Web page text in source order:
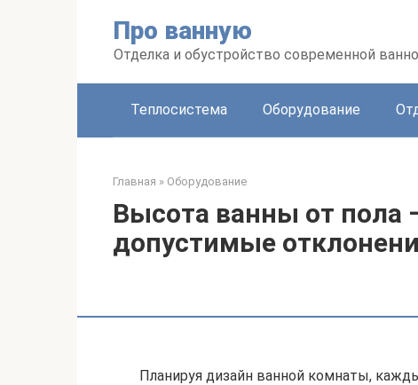
Про ванную
Отделка и обустройство современной
Теплосистема Оборудование
Главная » Оборудование
Высота ванны от пола
допустимые
Планируя дизайн ванной комнаты,